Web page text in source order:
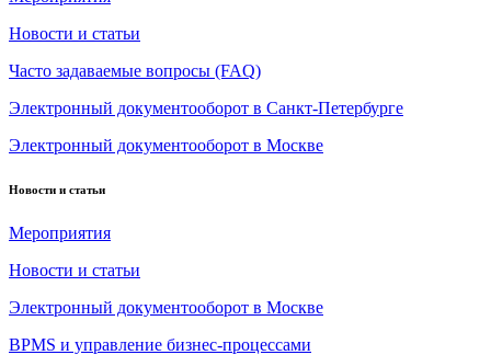
Новости и статьи
Часто задаваемые вопросы (FAQ)
Электронный документооборот в Санкт-Петербурге
Электронный документооборот в Москве
Новости и статьи
Мероприятия
Новости и статьи
Электронный документооборот в Москве
BPMS и управление бизнес-процессами